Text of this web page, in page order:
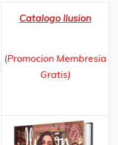
Catalogo Ilusion
(Promocion Membresia
Gratis)